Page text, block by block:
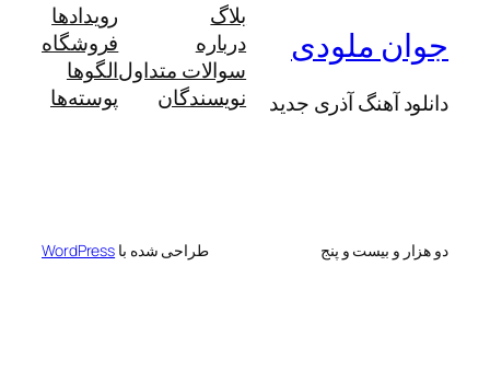
ملودی
آهنگ آذری جدید
درباره
سوالات متداول
نویسندگان
رویدادها
فروشگاه
الگوها
پوسته‌ها
بیست و پنج WordPress